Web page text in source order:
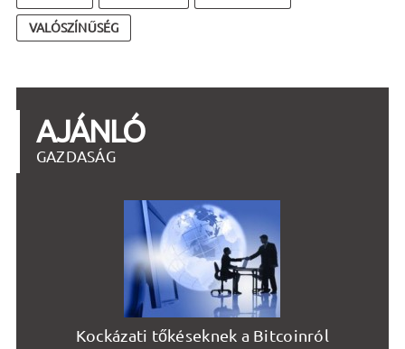
VALÓSZÍNŰSÉG
AJÁNLÓ
GAZDASÁG
Kockázati tőkéseknek a Bitcoinról